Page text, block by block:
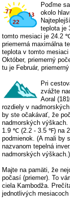
Poďme
okolo
teplota je
tomto mesiaci je 24.2
priemerná maximálna
teplota v tomto
Október, priemerný
tu je Február,
Pri
zvážte
Aoral
rozdiely v
by ste očakávať, že
nadmorských
1.9 ℃ (2.2 - 3.5 ℉) na
podmienok. (A mali by
nazvanom tepelná
nadmorských výškach.)
Majte na pamäti, že
počasí (priemer). To
ciela Kambodža.
jednotlivých